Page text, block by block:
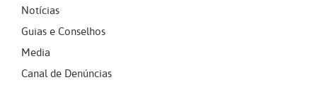
Notícias
Guias e Conselhos
Media
Canal de Denúncias